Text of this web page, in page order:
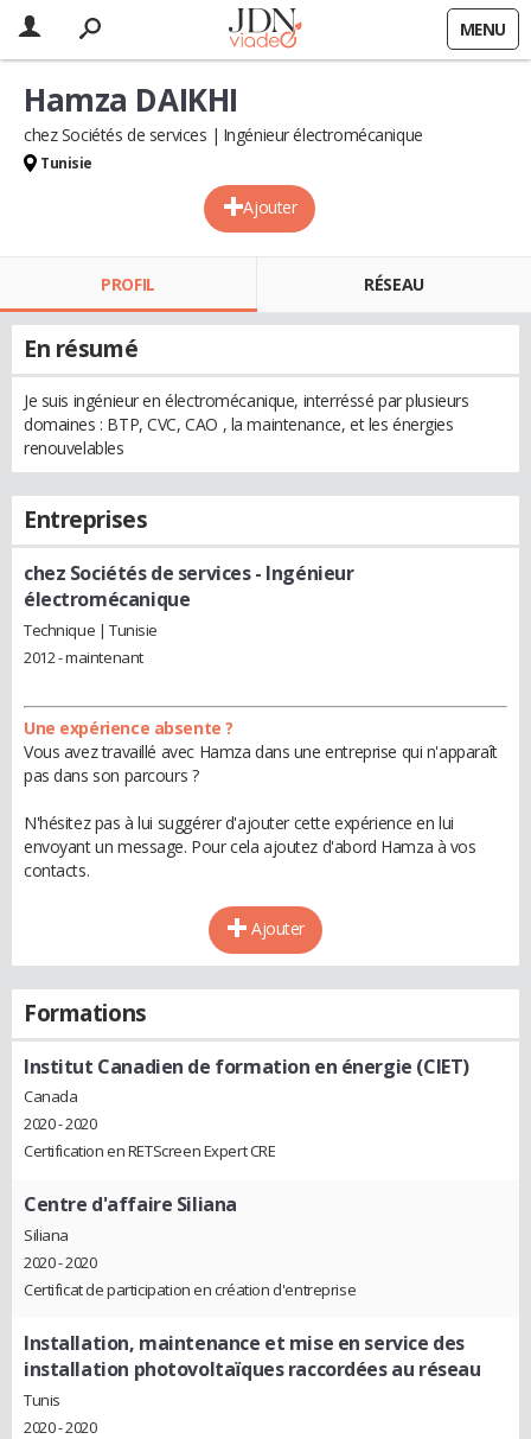
MENU
Ajouter
Hamza DAIKHI
chez Sociétés de services Ingénieur électromécanique
Tunisie
PROFIL RÉSEAU
En résumé
Je suis ingénieur en électromécanique, interréssé par plusieurs
domaines : BTP, CVC, CAO , la maintenance, et les énergies
renouvelables
Entreprises
chez Sociétés de services- Ingénieur
électromécanique
Technique | Tunisie
2012 - maintenant
Une expérience absente ?
Vous avez travaillé avec Hamza dans une entreprise qui n'apparaît
pas dans son parcours ?
N'hésitez pas à lui suggérer d'ajouter cette expérience en lui
envoyant un message. Pour cela ajoutez d'abord Hamza à vos
contacts.
Ajouter
Formations
Institut Canadien de formation en énergie (CIET)
Canada
2020 - 2020
Certification en RETScreen Expert CRE
Centre d'affaire Siliana
Siliana
2020 - 2020
Certificat de participation en création d'entreprise
Installation, maintenance et mise en service des
installation photovoltaïques raccordées au réseau
Tunis
2020 - 2020